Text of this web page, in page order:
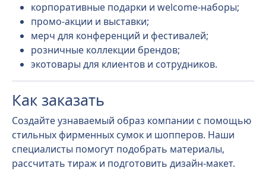
корпоративные подарки и welcome-наборы;
промо-акции и выставки;
мерч для конференций и фестивалей;
розничные коллекции брендов;
экотовары для клиентов и сотрудников.
Как заказать
Создайте узнаваемый образ компании с помощью
стильных фирменных сумок и шопперов. Наши
специалисты помогут подобрать материалы,
рассчитать тираж и подготовить дизайн-макет.